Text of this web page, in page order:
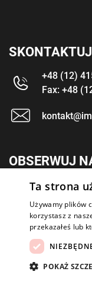
+48 (12)
Fax: +48
OBSERWUJ
Copyright 2026: IM Kraków
Ta strona
Używamy plików
korzystasz z
przekazałeś lub
POKAŻ